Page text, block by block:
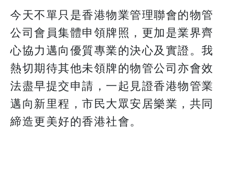
今天不單只是香港物業管理聯會的物管
公司會員集體申領牌照，更加是業界齊
心協力邁向優質專業的決心及實證。我
熱切期待其他未領牌的物管公司亦會效
法盡早提交申請，一起見證香港物管業
邁向新里程，市民大眾安居樂業，共同
締造更美好的香港社會。